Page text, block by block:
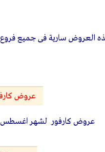
العروض سارية فى جميع فروع
عروض
عروض كارفور لشهر اغسطس 2025 تشمل عروض كارفور واو 2025